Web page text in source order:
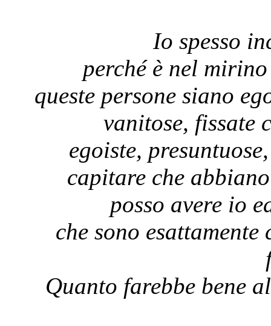
Io spesso
perché è nel
queste persone siano
vanitose, fissate
egoiste,
capitare che
posso avere io
che sono
Quanto farebbe bene